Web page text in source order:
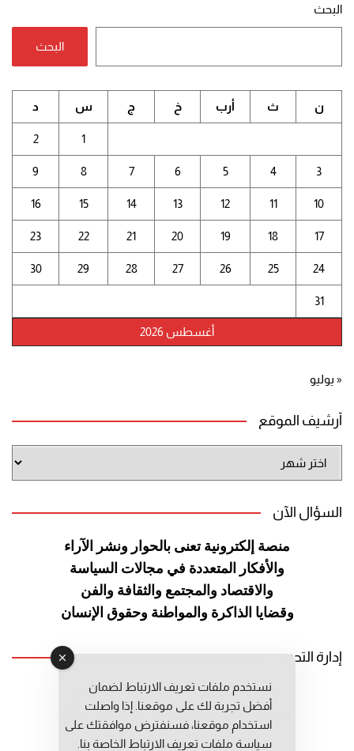
البحث
البحث
أغسطس 2026
ن ث أرب خ ج س د
1
2
3
4
5
6
7
8
9
10
11
12
13
14
15
16
17
18
19
20
21
22
23
24
25
26
27
28
29
30
31
« يوليو
أرشيف الموقع
الموقع
السؤال الآن
منصة إلكترونية تعنى بالحوار ونشر الآراء
والأفكار المتعددة في مجالات السياسة
والاقتصاد والمجتمع والثقافة والفن
وقضايا الذاكرة والمواطنة وحقوق الإنسان
إدارة التحرير
رئيس التحرير: عبد الرحيم التوراني
رئيس التحرير المساعد: المعطي قبال
مديرة التحرير: فاطمة حوحو
نستخدم ملفات تعريف الارتباط لضمان
أفضل تجربة لك على موقعنا. إذا واصلت
استخدام موقعنا، فسنفترض موافقتك على
سياسة ملفات تعريف الارتباط الخاصة بنا.